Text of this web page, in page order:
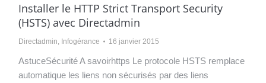
Installer le HTTP Strict Transport Security
(HSTS) avec Directadmin
Directadmin Infogérance 16 janvier 2015
AstuceSécurité A savoirhttps Le protocole HSTS remplace
automatique les liens non sécurisés par des liens